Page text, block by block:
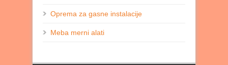
Oprema za gasne instalacije
Meba merni alati